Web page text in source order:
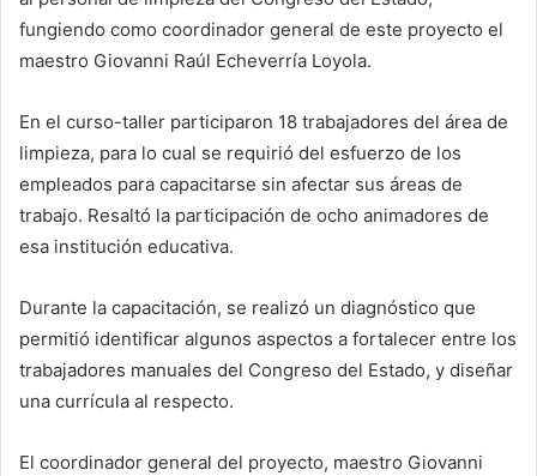
fungiendo como coordinador general de este proyecto el
maestro Giovanni Raúl Echeverría Loyola.
En el curso-taller participaron 18 trabajadores del área de
limpieza, para lo cual se requirió del esfuerzo de los
empleados para capacitarse sin afectar sus áreas de
trabajo. Resaltó la participación de ocho animadores de
esa institución educativa.
Durante la capacitación, se realizó un diagnóstico que
permitió identificar algunos aspectos a fortalecer entre los
trabajadores manuales del Congreso del Estado, y diseñar
una currícula al respecto.
El coordinador general del proyecto, maestro Giovanni